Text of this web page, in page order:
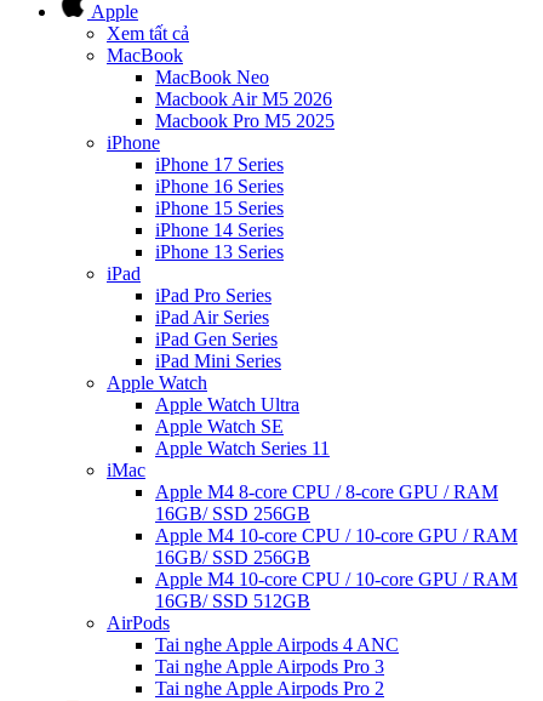
Apple
Xem tất cả
MacBook
MacBook Neo
Macbook Air M5 2026
Macbook Pro M5 2025
iPhone
iPhone 17 Series
iPhone 16 Series
iPhone 15 Series
iPhone 14 Series
iPhone 13 Series
iPad
iPad Pro Series
iPad Air Series
iPad Gen Series
iPad Mini Series
Apple Watch
Apple Watch Ultra
Apple Watch SE
Apple Watch Series 11
iMac
Apple M4 8-core CPU / 8-core GPU / RAM
16GB/ SSD 256GB
Apple M4 10-core CPU / 10-core GPU / RAM
16GB/ SSD 256GB
Apple M4 10-core CPU / 10-core GPU / RAM
16GB/ SSD 512GB
AirPods
Tai nghe Apple Airpods 4 ANC
Tai nghe Apple Airpods Pro 3
Tai nghe Apple Airpods Pro 2